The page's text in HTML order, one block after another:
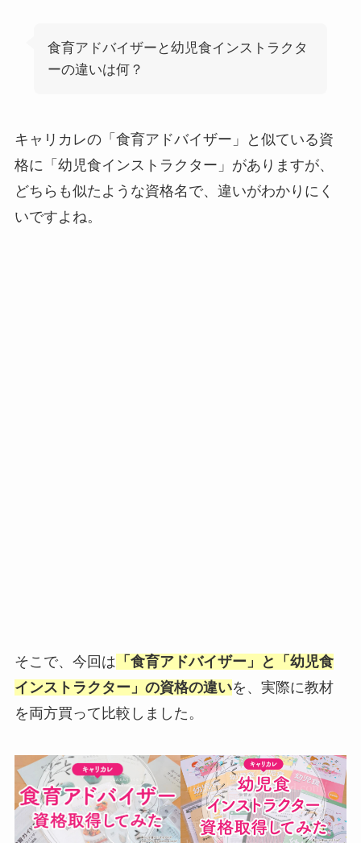
食育アドバイザーと幼児食インストラクタ
ーの違いは何？
キャリカレの「食育アドバイザー」と似ている資
格に「幼児食インストラクター」がありますが、
どちらも似たような資格名で、違いがわかりにく
いですよね。
そこで、今回は 「食育アドバイザー」と「幼児食
インストラクター」の資格の違いを、実際に教材
を両方買って比較しました。